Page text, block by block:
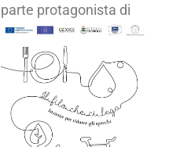
parte protagonista di